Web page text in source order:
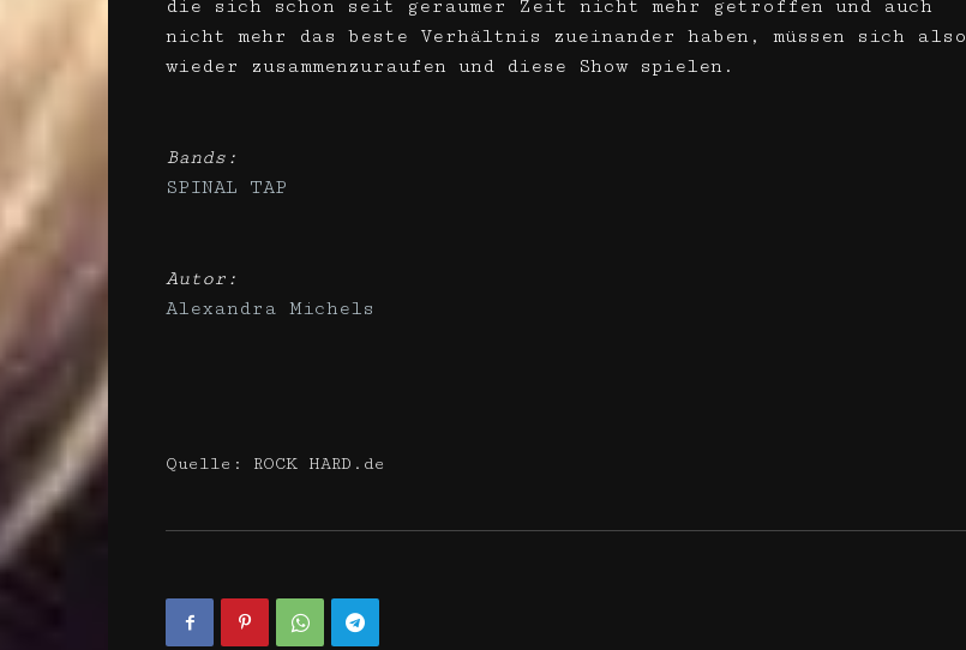
die sich schon seit geraumer Zeit nicht mehr getroffen und auch
nicht mehr das beste Verhältnis zueinander haben, müssen sich also
wieder zusammenzuraufen und diese Show spielen.
Bands:
SPINAL TAP
Autor:
Alexandra Michels
Quelle: ROCK HARD.de